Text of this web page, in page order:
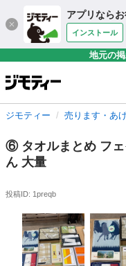
アプリなら
インストール
地元の
ジモティー 売ります・あ
⑥ タオルまとめ フェ
ん 大量
投稿ID: 1preqb